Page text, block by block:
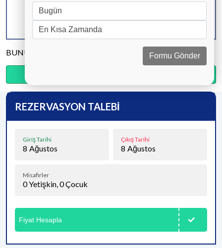
KAPASİTE
6 KİŞİ
BANYO & WC
3 ADET
YATAK ODASI
BUNU PAYLAŞ
REZERVASYON TALEBİ
Giriş Tarihi
8 Ağustos
Çıkış Tarihi
8 Ağustos
Misafirler
0Yetişkin,0Çocuk
Fiyat Hesapla
Formu Gönder